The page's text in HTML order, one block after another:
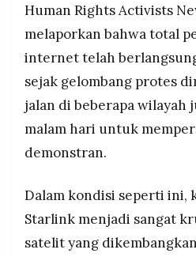
Human Rights Activists
melaporkan bahwa total
internet telah
sejak gelombang protes
jalan di beberapa wilayah
malam hari untuk
demonstran.
Dalam kondisi seperti ini,
Starlink menjadi sangat
satelit yang